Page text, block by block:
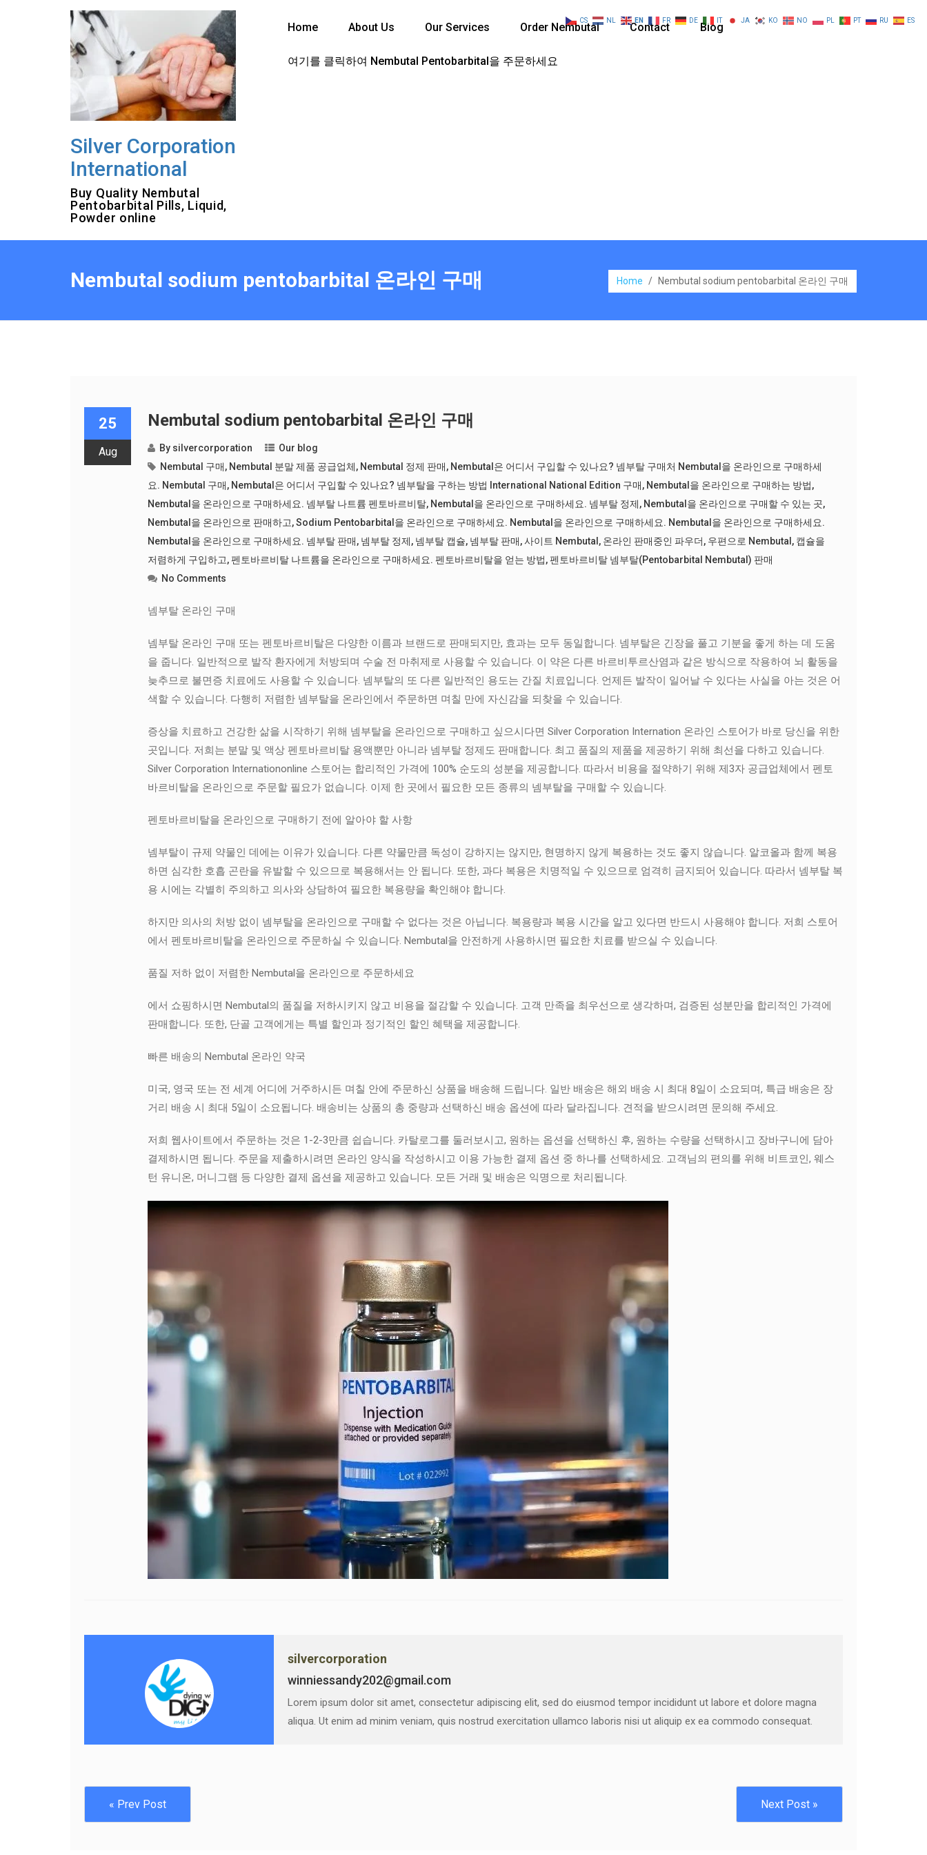
Silver Corporation
International
Buy Quality Nembutal
Pentobarbital Pills, Liquid,
Powder online
Home About Us Our Services Order Nembutal Contact Blog
여기를 클릭하여 Nembutal Pentobarbital을 주문하세요
Nembutal sodium pentobarbital 온라인 구매 Home / Nembutal sodium pentobarbital 온라인 구매
25
Aug
Nembutal sodium pentobarbital 온라인 구매
By silvercorporation
Our blog
Nembutal 구매, Nembutal 분말 제품 공급업체, Nembutal 정제 판매, Nembutal은 어디서 구입할 수 있나요? 넴부탈 구매처 Nembutal을 온라인으로 구매하세
요. Nembutal 구매, Nembutal은 어디서 구입할 수 있나요? 넴부탈을 구하는 방법 International National Edition 구매, Nembutal을 온라인으로 구매하는 방법,
Nembutal을 온라인으로 구매하세요. 넴부탈 나트륨 펜토바르비탈, Nembutal을 온라인으로 구매하세요. 넴부탈 정제, Nembutal을 온라인으로 구매할 수 있는 곳,
Nembutal을 온라인으로 판매하고,Sodium Pentobarbital을 온라인으로 구매하세요. Nembutal을 온라인으로 구매하세요. Nembutal을 온라인으로 구매하세요.
Nembutal을 온라인으로 구매하세요. 넴부탈 판매, 넴부탈 정제, 넴부탈 캡슐, 넴부탈 판매,사이트 Nembutal , 온라인 판매중인 파우더, 우편으로 Nembutal , 캡슐을
저렴하게 구입하고,펜토바르비탈 나트륨을 온라인으로 구매하세요. 펜토바르비탈을 얻는 방법,펜토바르비탈 넴부탈(Pentobarbital Nembutal) 판매
No Comments
넴부탈 온라인 구매
넴부탈 온라인 구매 또는 펜토바르비탈은 다양한 이름과 브랜드로 판매되지만, 효과는 모두 동일합니다. 넴부탈은 긴장을 풀고 기분을 좋게 하는 데 도움
을 줍니다. 일반적으로 발작 환자에게 처방되며 수술 전 마취제로 사용할 수 있습니다. 이 약은 다른 바르비투르산염과 같은 방식으로 작용하여 뇌 활동을
늦추므로 불면증 치료에도 사용할 수 있습니다. 넴부탈의 또 다른 일반적인 용도는 간질 치료입니다. 언제든 발작이 일어날 수 있다는 사실을 아는 것은 어
색할 수 있습니다. 다행히 저렴한 넴부탈을 온라인에서 주문하면 며칠 만에 자신감을 되찾을 수 있습니다.
증상을 치료하고 건강한 삶을 시작하기 위해 넴부탈을 온라인으로 구매하고 싶으시다면 Silver Corporation Internation 온라인 스토어가 바로 당신을 위한
곳입니다. 저희는 분말 및 액상 펜토바르비탈 용액뿐만 아니라 넴부탈 정제도 판매합니다. 최고 품질의 제품을 제공하기 위해 최선을 다하고 있습니다.
Silver Corporation Internationonline 스토어는 합리적인 가격에 100% 순도의 성분을 제공합니다. 따라서 비용을 절약하기 위해 제3자 공급업체에서 펜토
바르비탈을 온라인으로 주문할 필요가 없습니다. 이제 한 곳에서 필요한 모든 종류의 넴부탈을 구매할 수 있습니다.
펜토바르비탈을 온라인으로 구매하기 전에 알아야 할 사항
넴부탈이 규제 약물인 데에는 이유가 있습니다. 다른 약물만큼 독성이 강하지는 않지만, 현명하지 않게 복용하는 것도 좋지 않습니다. 알코올과 함께 복용
하면 심각한 호흡 곤란을 유발할 수 있으므로 복용해서는 안 됩니다. 또한, 과다 복용은 치명적일 수 있으므로 엄격히 금지되어 있습니다. 따라서 넴부탈 복
용 시에는 각별히 주의하고 의사와 상담하여 필요한 복용량을 확인해야 합니다.
하지만 의사의 처방 없이 넴부탈을 온라인으로 구매할 수 없다는 것은 아닙니다. 복용량과 복용 시간을 알고 있다면 반드시 사용해야 합니다. 저희 스토어
에서 펜토바르비탈을 온라인으로 주문하실 수 있습니다. Nembutal을 안전하게 사용하시면 필요한 치료를 받으실 수 있습니다.
품질 저하 없이 저렴한 Nembutal을 온라인으로 주문하세요
에서 쇼핑하시면 Nembutal의 품질을 저하시키지 않고 비용을 절감할 수 있습니다. 고객 만족을 최우선으로 생각하며, 검증된 성분만을 합리적인 가격에
판매합니다. 또한, 단골 고객에게는 특별 할인과 정기적인 할인 혜택을 제공합니다.
빠른 배송의 Nembutal 온라인 약국
미국, 영국 또는 전 세계 어디에 거주하시든 며칠 안에 주문하신 상품을 배송해 드립니다. 일반 배송은 해외 배송 시 최대 8일이 소요되며, 특급 배송은 장
거리 배송 시 최대 5일이 소요됩니다. 배송비는 상품의 총 중량과 선택하신 배송 옵션에 따라 달라집니다. 견적을 받으시려면 문의해 주세요.
저희 웹사이트에서 주문하는 것은 1-2-3만큼 쉽습니다. 카탈로그를 둘러보시고, 원하는 옵션을 선택하신 후, 원하는 수량을 선택하시고 장바구니에 담아
결제하시면 됩니다. 주문을 제출하시려면 온라인 양식을 작성하시고 이용 가능한 결제 옵션 중 하나를 선택하세요. 고객님의 편의를 위해 비트코인, 웨스
턴 유니온, 머니그램 등 다양한 결제 옵션을 제공하고 있습니다. 모든 거래 및 배송은 익명으로 처리됩니다.
silvercorporation
winniessandy202@gmail.com
Lorem ipsum dolor sit amet, consectetur adipiscing elit, sed do eiusmod tempor incididunt ut labore et dolore magna
aliqua. Ut enim ad minim veniam, quis nostrud exercitation ullamco laboris nisi ut aliquip ex ea commodo consequat.
« Prev Post Next Post »
CS NL EN FR DE IT JA KO NO PL PT RU ES